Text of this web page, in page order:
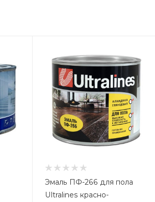
Эмаль ПФ-266 для пола
Ultralines красно-